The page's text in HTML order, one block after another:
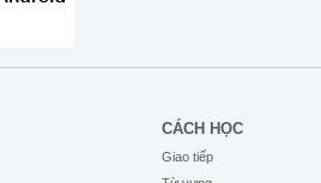
CÁCH HỌC
Giao tiếp